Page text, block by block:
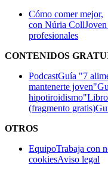
Cómo comer mejor,
con Núria Coll
profesionales
CONTENIDOS
PodcastGuía "7
mantenerte joven"
hipotiroidismo"
(fragmento gratis)
OTROS
EquipoTrabaja con
cookiesAviso legal